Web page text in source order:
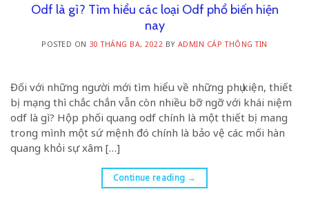
Odf là gì? Tìm hiểu các loại Odf phổ biến hiện
nay
POSTED ON 30 THÁNG BA, 2022 BY ADMIN CÁP THÔNG TIN
Đối với những người mới tìm hiểu về những phụ kiện, thiết
bị mạng thì chắc chắn vẫn còn nhiều bỡ ngỡ với khái niệm
odf là gì? Hộp phối quang odf chính là một thiết bị mang
trong mình một sứ mệnh đó chính là bảo vệ các mối hàn
quang khỏi sự xâm […]
Continue reading →